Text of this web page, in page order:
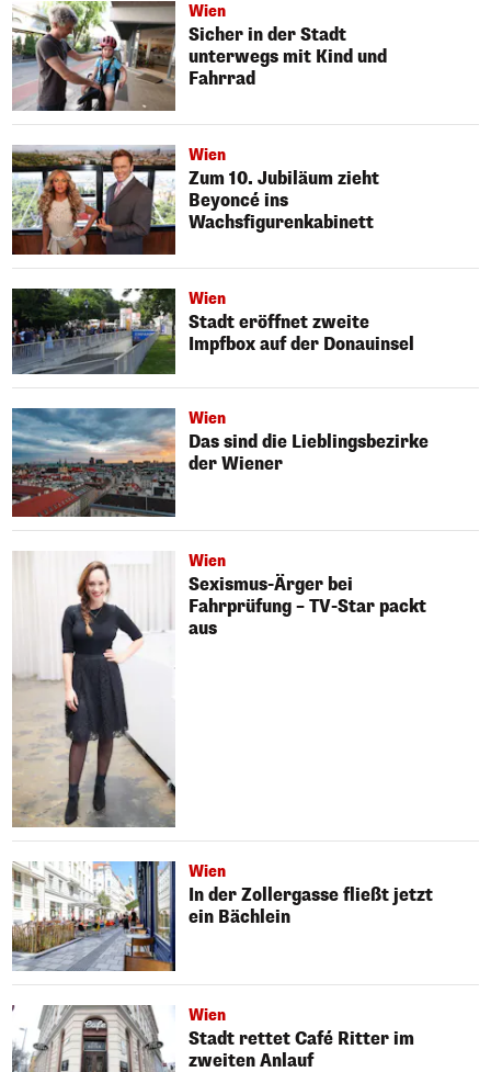
Wien
Sicher in der Stadt
unterwegs mit Kind und
Fahrrad
Wien
Zum 10. Jubiläum zieht
Beyoncé ins
Wachsfigurenkabinett
Wien
Stadt eröffnet zweite
Impfbox auf der Donauinsel
Wien
Das sind die Lieblingsbezirke
der Wiener
Wien
Sexismus-Ärger bei
Fahrprüfung – TV-Star packt
aus
Wien
In der Zollergasse fließt jetzt
ein Bächlein
Wien
Stadt rettet Café Ritter im
zweiten Anlauf